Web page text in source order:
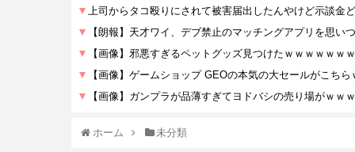
ホーム 未分類